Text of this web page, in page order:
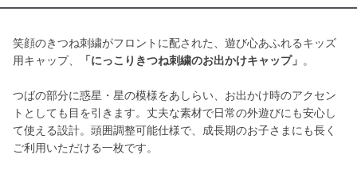
笑顔のきつね刺繍がフロントに配された、遊び心あふれるキッズ
用キャップ、
「にっこりきつね刺繍のお出かけキャップ」 。
つばの部分に惑星・星の模様をあしらい、お出かけ時のアクセン
トとしても目を引きます。丈夫な素材で日常の外遊びにも安心し
て使える設計。頭囲調整可能仕様で、成長期のお子さまにも長く
ご利用いただける一枚です。